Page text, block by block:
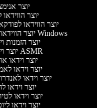
יוצר
יוצר
יוצר הווידאו
יוצר הווידאו של Windows
יוצר הזמנות
יוצר וידאו ASMR
יוצר וידאו
יוצר וידאו
יוצר וידאו
יוצר וידאו
יוצר וידאו
יוצר וידאו